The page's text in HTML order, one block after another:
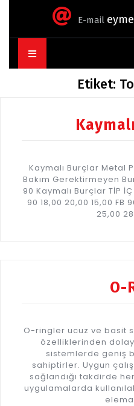
E-mail
Button
Etiket:
Kaymalı Burçlar Metal
Bakım Gerektirmeyen
90 Kaymalı Burçlar TİP İÇ
90 18,00 20,00 15,00 FB
25,00
O-
O-ringler ucuz ve basit
özelliklerinden
sistemlerde geniş
sahiptirler. Uygun
sağlandığı takdirde
uygulamalarda